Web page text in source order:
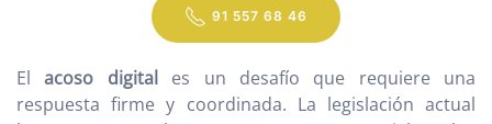
91 557 68 46
Elacoso digital es un desafío que requiere una
respuesta firme y coordinada. La legislación actual